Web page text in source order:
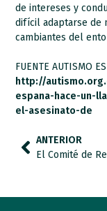
de intereses y
difícil adaptarse de
cambiantes del
FUENTE AUTISMO
http://
espana-hace-un-
el-asesinato-de
ANTERIOR